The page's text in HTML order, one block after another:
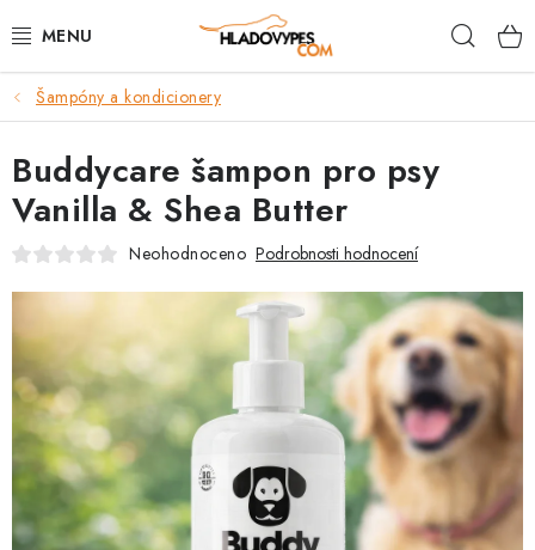
na
POTŘEBY PRO PSY
TAMI PŘEPRAVNÍ BOXY
SPORT SE PSEM
BACK ON TRACK
FAQ
VĚRNOSTNÍ PROGRAM
ZNAČKY
PRODEJNA
Šampóny a kondicionery
Buddycare šampon pro psy
Vanilla & Shea Butter
Neohodnoceno Podrobnosti hodnocení